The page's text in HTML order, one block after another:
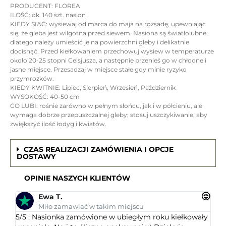
PRODUCENT: FLOREA
ILOŚĆ: ok. 140 szt. nasion
KIEDY SIAĆ: wysiewaj od marca do maja na rozsadę, upewniając
się, że gleba jest wilgotna przed siewem. Nasiona są światłolubne,
dlatego należy umieścić je na powierzchni gleby i delikatnie
docisnąć. Przed kiełkowaniem przechowuj wysiew w temperaturze
około 20-25 stopni Celsjusza, a następnie przenieś go w chłodne i
jasne miejsce. Przesadzaj w miejsce stałe gdy minie ryzyko
przymrozków.
KIEDY KWITNIE: Lipiec, Sierpień, Wrzesień, Październik
WYSOKOŚĆ: 40-50 cm
CO LUBI: rośnie zarówno w pełnym słońcu, jak i w półcieniu, ale
wymaga dobrze przepuszczalnej gleby; stosuj uszczykiwanie, aby
zwiększyć ilość łodyg i kwiatów.
CZAS REALIZACJI ZAMÓWIENIA I OPCJE
DOSTAWY
OPINIE NASZYCH KLIENTÓW
Ewa T.
Miło zamawiać w takim miejscu
5/5 : Nasionka zamówione w ubiegłym roku kiełkowały